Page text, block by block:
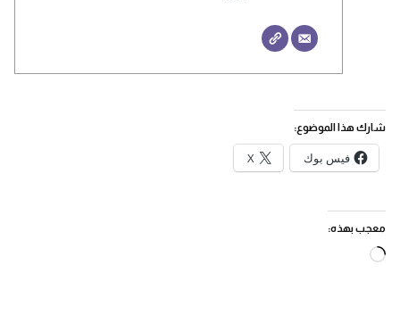
شارك هذا الموضوع:
فيس بوك X
معجب بهذه:
جاري